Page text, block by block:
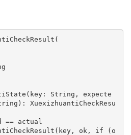
String, expecte
XuexizhuantiCheckResu